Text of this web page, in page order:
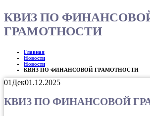
КВИЗ ПО
ГРАМОТНОСТИ
Главная
Новости
Новости
КВИЗ ПО ФИНАНСОВОЙ ГРАМОТНОСТИ
01 Дек01.12.2025
КВИЗ ПО ФИНАНСОВОЙ